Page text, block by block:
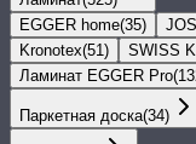
EGGER home(35)
Kronotex(51) SWISS
Ламинат EGGER Pro(
Паркетная доска(34)